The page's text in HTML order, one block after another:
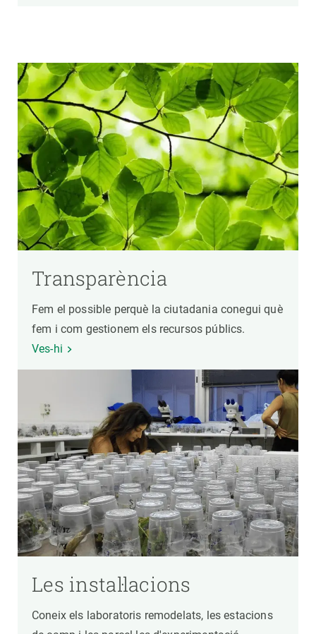
Transparència
Fem el possible perquè la ciutadania conegui què
fem i com gestionem els recursos públics.
Ves-hi
Les instal·lacions
Coneix els laboratoris remodelats, les estacions